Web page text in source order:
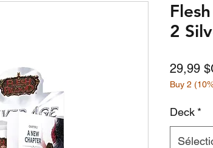
2
29,99
Buy 2
Deck *